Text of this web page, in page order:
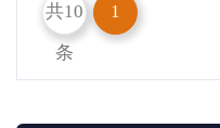
共10
条
1